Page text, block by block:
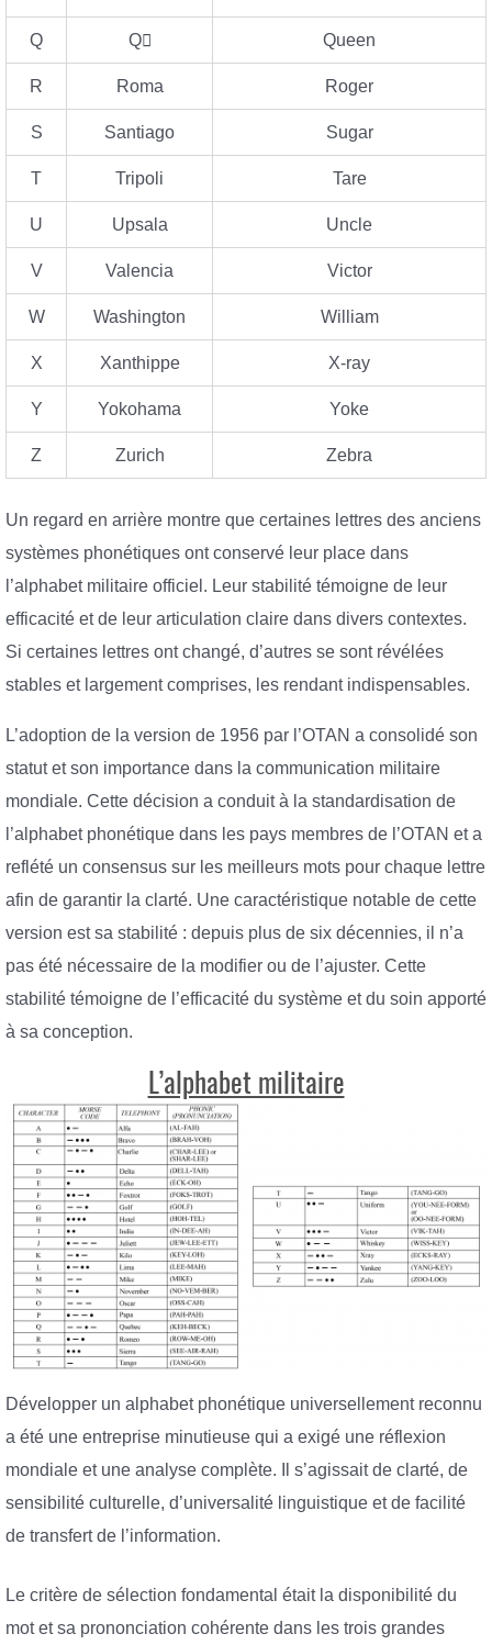
Q Q Queen
R Roma Roger
S Santiago Sugar
T Tripoli Tare
U Upsala Uncle
V Valencia Victor
W Washington William
X Xanthippe X-ray
Y Yokohama Yoke
Z Zurich Zebra
Un regard en arrière montre que certaines lettres des anciens
systèmes phonétiques ont conservé leur place dans
l’alphabet militaire officiel. Leur stabilité témoigne de leur
efficacité et de leur articulation claire dans divers contextes.
Si certaines lettres ont changé, d’autres se sont révélées
stables et largement comprises, les rendant indispensables.
L’adoption de la version de 1956 par l’OTAN a consolidé son
statut et son importance dans la communication militaire
mondiale. Cette décision a conduit à la standardisation de
l’alphabet phonétique dans les pays membres de l’OTAN et a
reflété un consensus sur les meilleurs mots pour chaque lettre
afin de garantir la clarté. Une caractéristique notable de cette
version est sa stabilité : depuis plus de six décennies, il n’a
pas été nécessaire de la modifier ou de l’ajuster. Cette
stabilité témoigne de l’efficacité du système et du soin apporté
à sa conception.
L’alphabet militaire
Développer un alphabet phonétique universellement reconnu
a été une entreprise minutieuse qui a exigé une réflexion
mondiale et une analyse complète. Il s’agissait de clarté, de
sensibilité culturelle, d’universalité linguistique et de facilité
de transfert de l’information.
Le critère de sélection fondamental était la disponibilité du
mot et sa prononciation cohérente dans les trois grandes